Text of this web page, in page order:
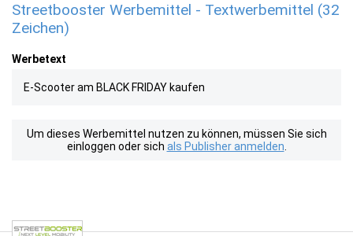
Streetbooster Werbemittel - Textwerbemittel (32
Zeichen)
Werbetext
E-Scooter am BLACK FRIDAY kaufen
Um dieses Werbemittel nutzen zu können, müssen Sie sich
einloggen oder sich als Publisher anmelden